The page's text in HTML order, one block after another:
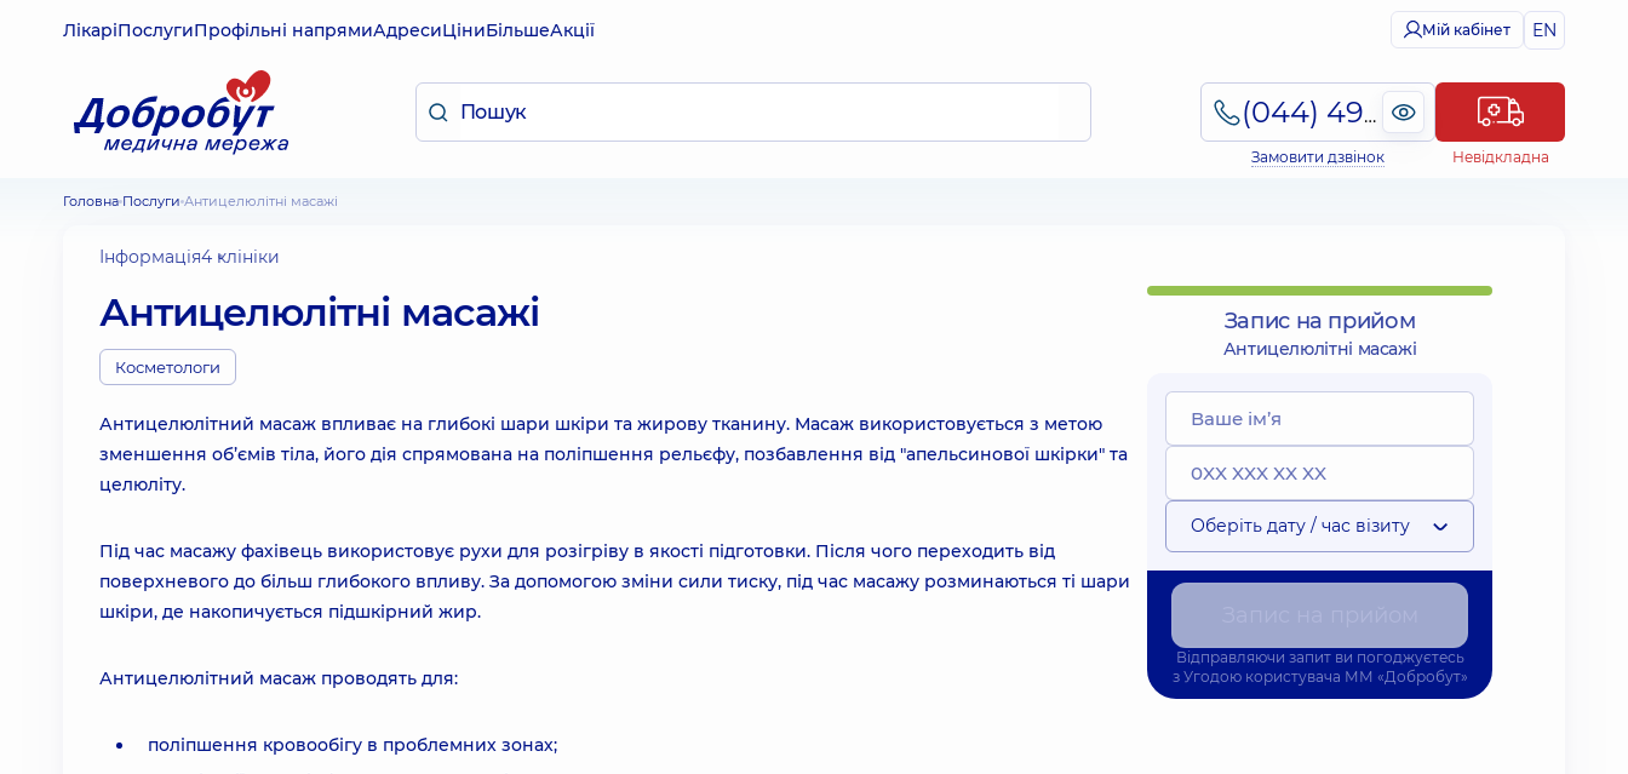
ЛікаріПослугиПрофільні напрямиАдресиЦіниБільшеАкції Мій кабінет EN
(044) 495-2-888
Замовити дзвінок Невідкладна
Головна Послуги Антицелюлітні масажі
Інформація4 клініки
Антицелюлітні масажі
Косметологи
Антицелюлітний масаж впливає на глибокі шари шкіри та жирову тканину. Масаж використовується з метою
зменшення об’ємів тіла, його дія спрямована на поліпшення рельєфу, позбавлення від "апельсинової шкірки" та
целюліту.
Під час масажу фахівець використовує рухи для розігріву в якості підготовки. Після чого переходить від
поверхневого до більш глибокого впливу. За допомогою зміни сили тиску, під час масажу розминаються ті шари
шкіри, де накопичується підшкірний жир.
Антицелюлітний масаж проводять для:
поліпшення кровообігу в проблемних зонах;
Запис на прийом
Антицелюлітні масажі
Оберіть дату / час візиту
Відправляючи запит ви погоджуєтесь
з Угодою користувача ММ «Добробут»